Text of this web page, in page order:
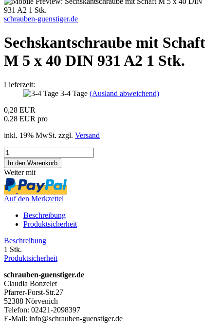
schrauben-guenstiger.de
Sechskantschraube mit Schaft
M 5 x 40 DIN 931 A2 1 Stk.
Lieferzeit:
3-4 Tage (Ausland abweichend)
0,28 EUR
0,28 EUR pro
inkl. 19% MwSt. zzgl. Versand
Weiter mit
Auf den Merkzettel
Beschreibung
Produktsicherheit
Beschreibung
1 Stk.
Produktsicherheit
schrauben-guenstiger.de
Claudia Bonzelet
Pfarrer-Forst-Str.27
52388 Nörvenich
Telefon: 02421-2098397
E-Mail: info@schrauben-guenstiger.de